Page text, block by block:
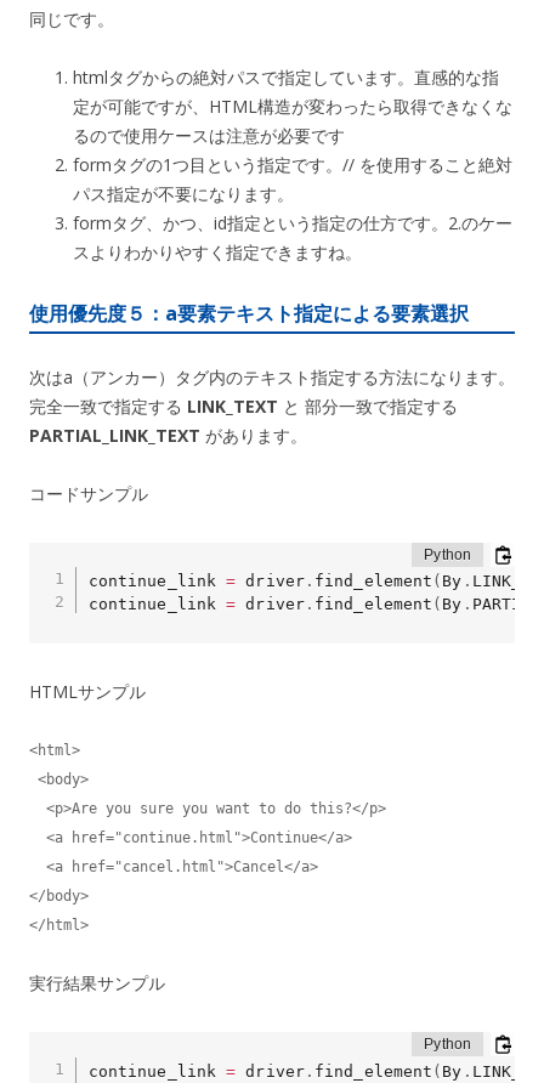
同じです。
htmlタグからの絶対パスで指定しています。直感的な指
定が可能ですが、HTML構造が変わったら取得できなくな
るので使用ケースは注意が必要です
formタグの1つ目という指定です。// を使用すること絶対
パス指定が不要になります。
formタグ、かつ、id指定という指定の仕方です。2.のケー
スよりわかりやすく指定できますね。
使用優先度５：a要素テキスト指定による要素選択
次はa（アンカー）タグ内のテキスト指定する方法になります。
完全一致で指定する LINK_TEXT と 部分一致で指定する
PARTIAL_LINK_TEXT があります。
コードサンプル
continue_link = driver. find_element ( By .
continue_link = driver. find_element ( By .
HTMLサンプル
<html>
</body>
</html>
実行結果サンプル
continue_link = driver. find_element ( By .